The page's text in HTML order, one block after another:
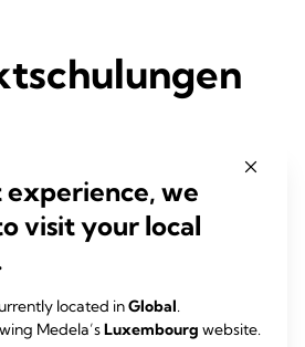
experience, we
visit your local
located inGlobal.
Medela’sLuxembourg website.